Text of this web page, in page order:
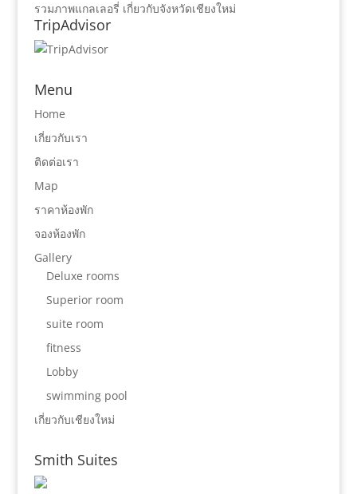
รวมภาพแกลเลอรี่ เกี่ยวกับจังหวัดเชียงใหม่
TripAdvisor
Menu
Home
เกี่ยวกับเรา
ติดต่อเรา
Map
ราคาห้องพัก
จองห้องพัก
Gallery
Deluxe rooms
Superior room
suite room
fitness
Lobby
swimming pool
เกี่ยวกับเชียงใหม่
Smith Suites